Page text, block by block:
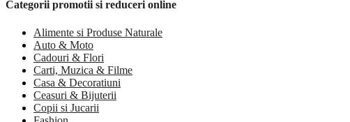
Categorii promotii si reduceri online
Alimente si Produse Naturale
Auto & Moto
Cadouri & Flori
Carti, Muzica & Filme
Casa & Decoratiuni
Ceasuri & Bijuterii
Copii si Jucarii